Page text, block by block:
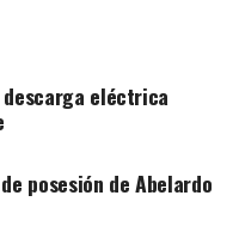
eléctrica
posesión de Abelardo